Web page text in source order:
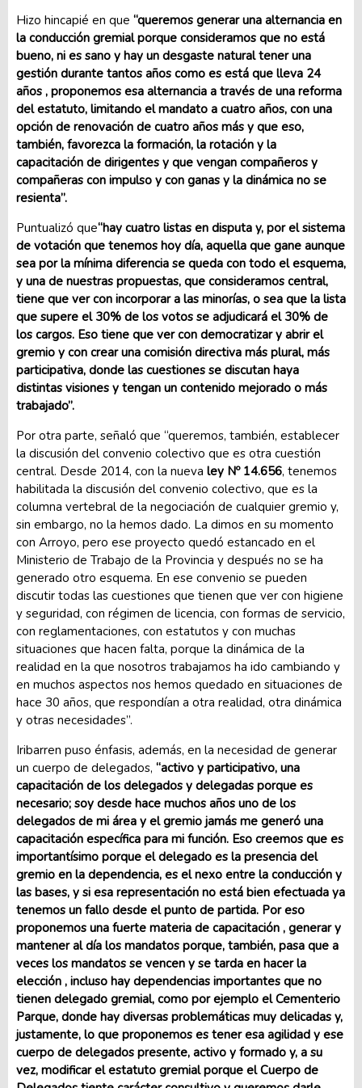
Hizo hincapié en que “queremos generar una alternancia en
la conducción gremial porque consideramos que no está
bueno, ni es sano y hay un desgaste natural tener una
gestión durante tantos años como es está que lleva 24
años , proponemos esa alternancia a través de una reforma
del estatuto, limitando el mandato a cuatro años, con una
opción de renovación de cuatro años más y que eso,
también, favorezca la formación, la rotación y la
capacitación de dirigentes y que vengan compañeros y
compañeras con impulso y con ganas y la dinámica no se
resienta”.
Puntualizó que“hay cuatro listas en disputa y, por el sistema
de votación que tenemos hoy día, aquella que gane aunque
sea por la mínima diferencia se queda con todo el esquema,
y una de nuestras propuestas, que consideramos central,
tiene que ver con incorporar a las minorías, o sea que la lista
que supere el 30% de los votos se adjudicará el 30% de
los cargos. Eso tiene que ver con democratizar y abrir el
gremio y con crear una comisión directiva más plural, más
participativa, donde las cuestiones se discutan haya
distintas visiones y tengan un contenido mejorado o más
trabajado”.
Por otra parte, señaló que “queremos, también, establecer
la discusión del convenio colectivo que es otra cuestión
central. Desde 2014, con la nueva ley Nº 14.656, tenemos
habilitada la discusión del convenio colectivo, que es la
columna vertebral de la negociación de cualquier gremio y,
sin embargo, no la hemos dado. La dimos en su momento
con Arroyo, pero ese proyecto quedó estancado en el
Ministerio de Trabajo de la Provincia y después no se ha
generado otro esquema. En ese convenio se pueden
discutir todas las cuestiones que tienen que ver con higiene
y seguridad, con régimen de licencia, con formas de servicio,
con reglamentaciones, con estatutos y con muchas
situaciones que hacen falta, porque la dinámica de la
realidad en la que nosotros trabajamos ha ido cambiando y
en muchos aspectos nos hemos quedado en situaciones de
hace 30 años, que respondían a otra realidad, otra dinámica
y otras necesidades”.
Iribarren puso énfasis, además, en la necesidad de generar
un cuerpo de delegados, “activo y participativo, una
capacitación de los delegados y delegadas porque es
necesario; soy desde hace muchos años uno de los
delegados de mi área y el gremio jamás me generó una
capacitación específica para mi función. Eso creemos que es
importantísimo porque el delegado es la presencia del
gremio en la dependencia, es el nexo entre la conducción y
las bases, y si esa representación no está bien efectuada ya
tenemos un fallo desde el punto de partida. Por eso
proponemos una fuerte materia de capacitación , generar y
mantener al día los mandatos porque, también, pasa que a
veces los mandatos se vencen y se tarda en hacer la
elección , incluso hay dependencias importantes que no
tienen delegado gremial, como por ejemplo el Cementerio
Parque, donde hay diversas problemáticas muy delicadas y,
justamente, lo que proponemos es tener esa agilidad y ese
cuerpo de delegados presente, activo y formado y, a su
vez, modificar el estatuto gremial porque el Cuerpo de